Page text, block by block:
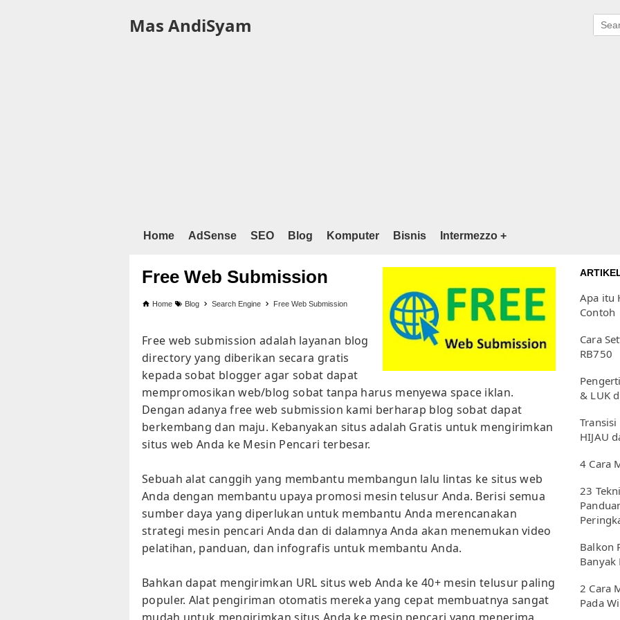
Mas AndiSyam
Home AdSense SEO Blog Komputer Bisnis Intermezzo +
Free Web Submission
Home Blog Search Engine Free Web Submission
Free web submission adalah layanan blog
directory yang diberikan secara gratis
kepada sobat blogger agar sobat dapat
mempromosikan web/blog sobat tanpa harus menyewa space iklan.
Dengan adanya free web submission kami berharap blog sobat dapat
berkembang dan maju. Kebanyakan situs adalah Gratis untuk mengirimkan
situs web Anda ke Mesin Pencari terbesar.
Sebuah alat canggih yang membantu membangun lalu lintas ke situs web
Anda dengan membantu upaya promosi mesin telusur Anda. Berisi semua
sumber daya yang diperlukan untuk membantu Anda merencanakan
strategi mesin pencari Anda dan di dalamnya Anda akan menemukan video
pelatihan, panduan, dan infografis untuk membantu Anda.
Bahkan dapat mengirimkan URL situs web Anda ke 40+ mesin telusur paling
populer. Alat pengiriman otomatis mereka yang cepat membuatnya sangat
Apa itu
Contoh
Cara
RB750
& LUK
HIJAU
4 Cara
23
Balkon
Banyak
2 Cara
Pada